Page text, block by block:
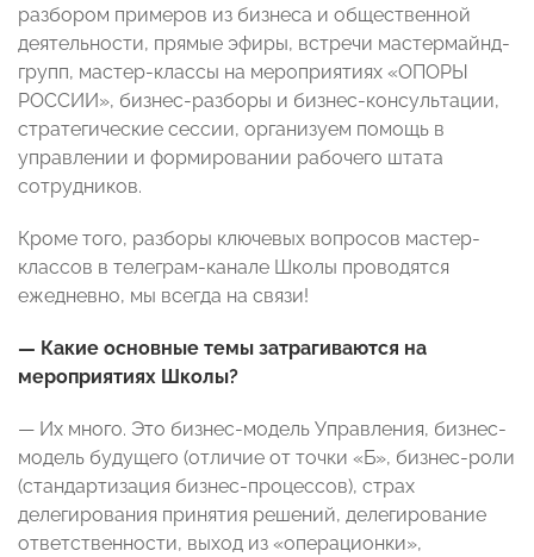
разбором примеров из бизнеса и общественной
деятельности, прямые эфиры, встречи мастермайнд-
групп, мастер-классы на мероприятиях «ОПОРЫ
РОССИИ», бизнес-разборы и бизнес-консультации,
стратегические сессии, организуем помощь в
управлении и формировании рабочего штата
сотрудников.
Кроме того, разборы ключевых вопросов мастер-
классов в телеграм-канале Школы проводятся
ежедневно, мы всегда на связи!
— Какие основные темы затрагиваются на
мероприятиях Школы?
— Их много. Это бизнес-модель Управления, бизнес-
модель будущего (отличие от точки «Б», бизнес-роли
(стандартизация бизнес-процессов), страх
делегирования принятия решений, делегирование
ответственности, выход из «операционки»,